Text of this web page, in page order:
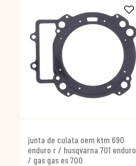
junta de culata oem ktm 690
enduro r / husqvarna 701 enduro
/ gas gas es 700